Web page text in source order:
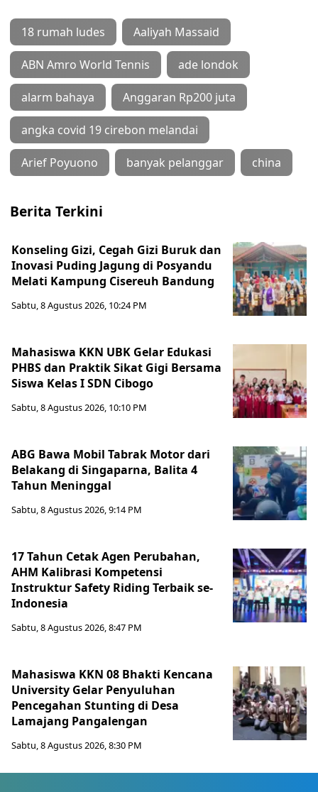
18 rumah ludes Aaliyah Massaid
ABN Amro World Tennis ade londok
alarm bahaya Anggaran Rp200 juta
angka covid 19 cirebon melandai
Arief Poyuono banyak pelanggar china
Berita Terkini
Konseling Gizi, Cegah Gizi Buruk dan
Inovasi Puding Jagung di Posyandu
Melati Kampung Cisereuh Bandung
Sabtu, 8 Agustus 2026, 10:24 PM
Mahasiswa KKN UBK Gelar Edukasi
PHBS dan Praktik Sikat Gigi Bersama
Siswa Kelas I SDN Cibogo
Sabtu, 8 Agustus 2026, 10:10 PM
ABG Bawa Mobil Tabrak Motor dari
Belakang di Singaparna, Balita 4
Tahun Meninggal
Sabtu, 8 Agustus 2026, 9:14 PM
17 Tahun Cetak Agen Perubahan,
AHM Kalibrasi Kompetensi
Instruktur Safety Riding Terbaik se-
Indonesia
Sabtu, 8 Agustus 2026, 8:47 PM
Mahasiswa KKN 08 Bhakti Kencana
University Gelar Penyuluhan
Pencegahan Stunting di Desa
Lamajang Pangalengan
Sabtu, 8 Agustus 2026, 8:30 PM